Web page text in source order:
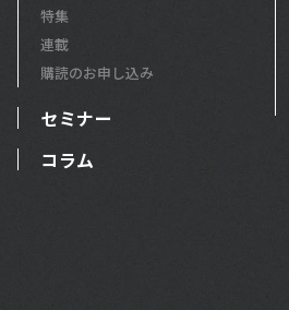
特集
連載
購読のお申し込み
セミナー
コラム